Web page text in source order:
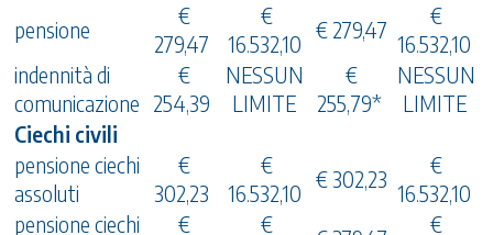
pensione
€
279,47
€
16.532,10
€ 279,47
€
16.532,10
indennità di
comunicazione
€
254,39
NESSUN
LIMITE
€
255,79*
NESSUN
LIMITE
Ciechi civili
pensione ciechi
assoluti
€
302,23
€
16.532,10
€ 302,23
€
16.532,10
pensione ciechi
€ € €